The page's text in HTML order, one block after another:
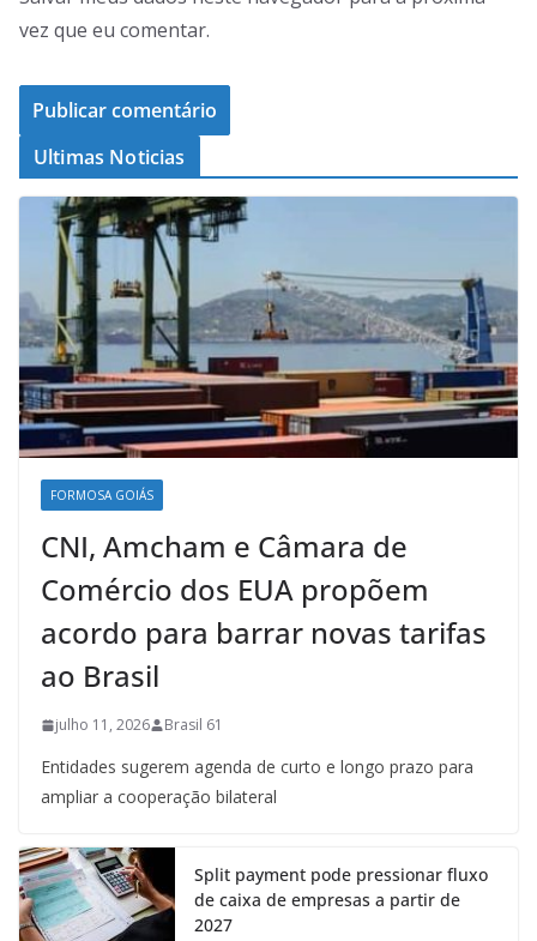
vez que eu comentar.
Ultimas Noticias
FORMOSA GOIÁS
CNI, Amcham e Câmara de
Comércio dos EUA propõem
acordo para barrar novas tarifas
ao Brasil
julho 11, 2026 Brasil 61
Entidades sugerem agenda de curto e longo prazo para
ampliar a cooperação bilateral
Split payment pode pressionar fluxo
de caixa de empresas a partir de
2027